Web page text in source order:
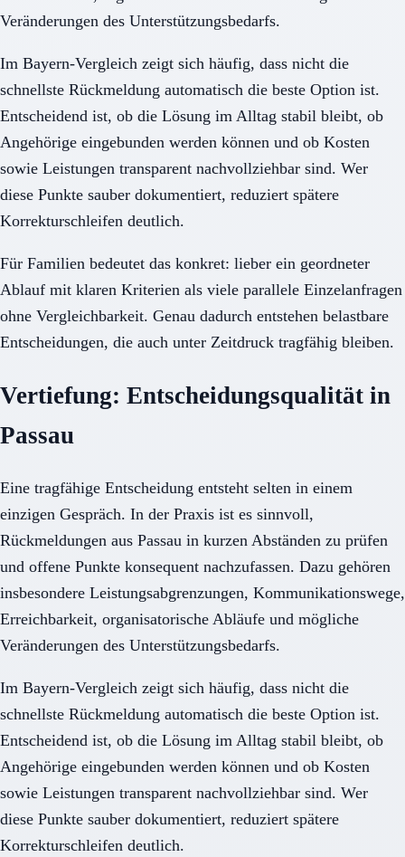
Veränderungen des Unterstützungsbedarfs.
Im Bayern-Vergleich zeigt sich häufig, dass nicht die
schnellste Rückmeldung automatisch die beste Option ist.
Entscheidend ist, ob die Lösung im Alltag stabil bleibt, ob
Angehörige eingebunden werden können und ob Kosten
sowie Leistungen transparent nachvollziehbar sind. Wer
diese Punkte sauber dokumentiert, reduziert spätere
Korrekturschleifen deutlich.
Für Familien bedeutet das konkret: lieber ein geordneter
Ablauf mit klaren Kriterien als viele parallele Einzelanfragen
ohne Vergleichbarkeit. Genau dadurch entstehen belastbare
Entscheidungen, die auch unter Zeitdruck tragfähig bleiben.
Vertiefung: Entscheidungsqualität in
Passau
Eine tragfähige Entscheidung entsteht selten in einem
einzigen Gespräch. In der Praxis ist es sinnvoll,
Rückmeldungen aus Passau in kurzen Abständen zu prüfen
und offene Punkte konsequent nachzufassen. Dazu gehören
insbesondere Leistungsabgrenzungen, Kommunikationswege,
Erreichbarkeit, organisatorische Abläufe und mögliche
Veränderungen des Unterstützungsbedarfs.
Im Bayern-Vergleich zeigt sich häufig, dass nicht die
schnellste Rückmeldung automatisch die beste Option ist.
Entscheidend ist, ob die Lösung im Alltag stabil bleibt, ob
Angehörige eingebunden werden können und ob Kosten
sowie Leistungen transparent nachvollziehbar sind. Wer
diese Punkte sauber dokumentiert, reduziert spätere
Korrekturschleifen deutlich.